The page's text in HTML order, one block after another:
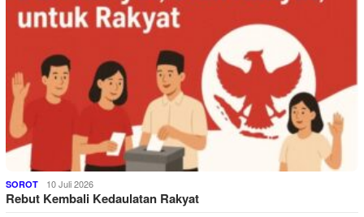
SOROT 10 Juli 2026
Rebut Kembali Kedaulatan Rakyat